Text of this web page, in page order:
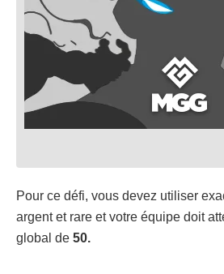
Pour ce défi, vous devez utiliser
argent et rare et votre équipe doit
global de 50.